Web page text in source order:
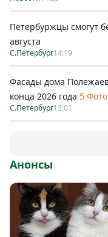
Петербуржцы смогут
августа
С.Петербург14:19
Фасады дома
конца 2026 года 5 Фото
С.Петербург13:01
Анонсы